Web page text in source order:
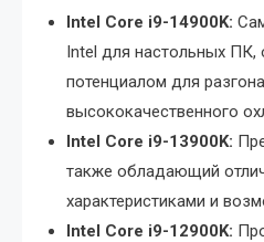
Intel Core i9-14900K:
Intel для настольных
потенциалом для
высококачественного
Intel Core i9-13900K:
также обладающий
характеристиками и
Intel Core i9-12900K: